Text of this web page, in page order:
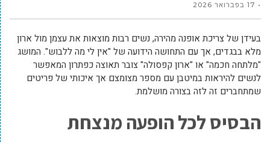
17 בפברואר 2026
בעידן של צריכת אופנה מהירה, נשים רבות מוצאות את עצמן מול ארון
מלא בבגדים, אך עם התחושה הידועה של "אין לי מה ללבוש". המושג
"מלתחה חכמה" או "ארון קפסולה" צובר תאוצה כפתרון המאפשר
לנשים להיראות במיטבן עם מספר מצומצם אך איכותי של פריטים
שמתחברים זה לזה בצורה מושלמת.
הבסיס לכל הופעה מנצחת